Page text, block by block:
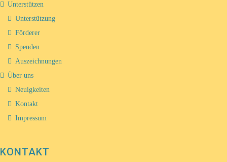
Unterstützen
Unterstützung
Förderer
Spenden
Auszeichnungen
Über uns
Neuigkeiten
Kontakt
Impressum
KONTAKT